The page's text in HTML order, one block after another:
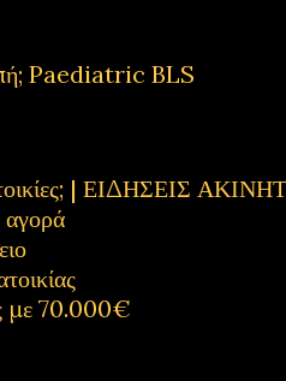
Paediatric BLS
| ΕΙΔΗΣΕΙΣ
αγορά
με 70.000€